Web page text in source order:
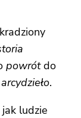
powrótdo
arcydzieło.
ludzie